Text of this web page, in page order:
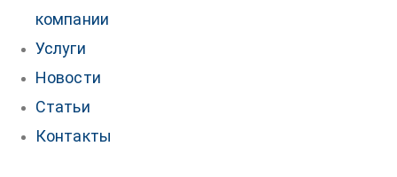
компании
Услуги
Новости
Статьи
Контакты